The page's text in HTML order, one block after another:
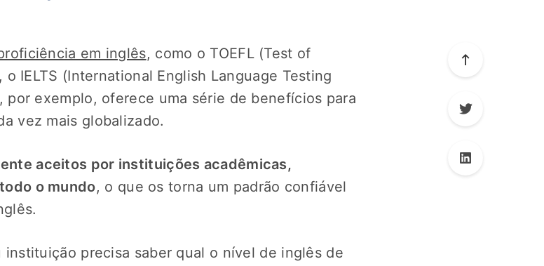
em inglês, como o TOEFL (Test of
IELTS (International English Language Testing
por exemplo, oferece uma série de benefícios para
vez mais globalizado.
aceitos por instituições acadêmicas,
o mundo, o que os torna um padrão confiável
instituição precisa saber qual o nível de inglês de